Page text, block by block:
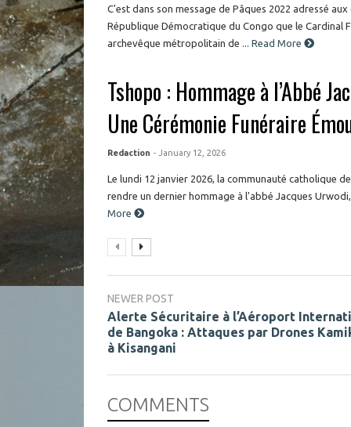
C'est dans son message de Pâques 2022 adressé
République Démocratique du Congo que le Cardinal
archevêque métropolitain de ...
Read More
Tshopo : Hommage à l’Abbé
Une Cérémonie Funéraire
Redaction - January 12, 2026
Le lundi 12 janvier 2026, la communauté catholique
rendre un dernier hommage à l'abbé Jacques
More
NEWER POST
Alerte Sécuritaire à l’Aéroport
de Bangoka : Attaques par Drones
à Kisangani
COMMENTS